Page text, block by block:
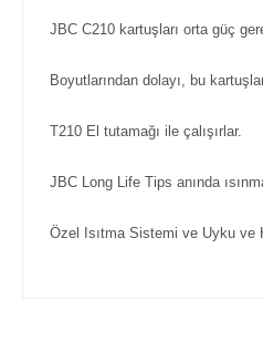
JBC C210 kartuşları orta güç
Boyutlarından dolayı, bu
T210 El tutamağı ile çalışırlar.
JBC Long Life Tips anında
Özel Isıtma Sistemi ve Uyku ve